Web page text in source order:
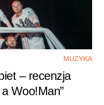
MUZYKA
– recenzja
Woo!Man”